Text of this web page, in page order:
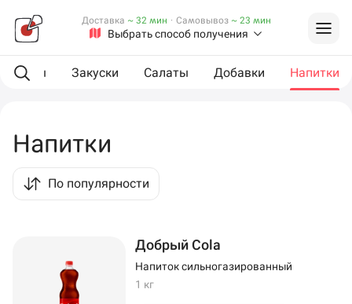
Выбрать способ получения
Доставка ~ 32 мин · Самовывоз ~ 23 мин
роллы Закуски Салаты Добавки Напитки
Напитки
По популярности
Добрый Cola
Напиток сильногазированный
1 кг